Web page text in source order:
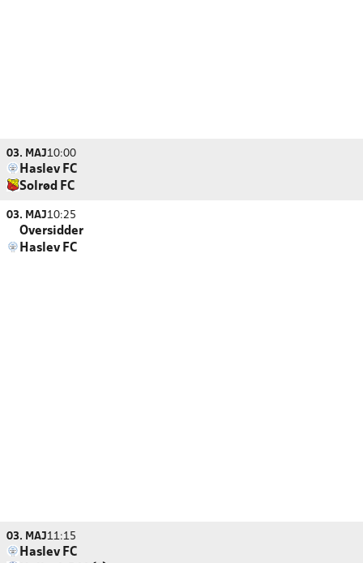
03. MAJ10:00
Haslev FC
Solrød FC
03. MAJ10:25
Oversidder
Haslev FC
03. MAJ11:15
Haslev FC